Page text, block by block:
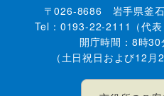
〒026-8686 岩手県釜
Tel：0193-22-2111（代
開庁時間：8時
（土日祝日および12月